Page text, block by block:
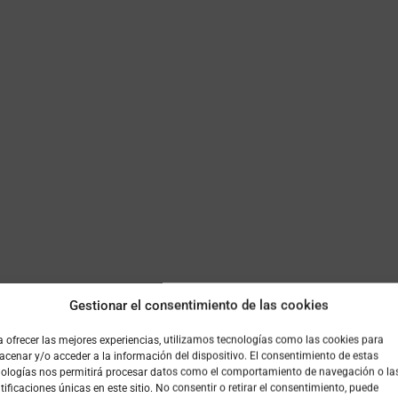
Gestionar el consentimiento de las cookies
ofrecer las mejores experiencias, utilizamos tecnologías como las cookies para
y/o acceder a la información del dispositivo. El consentimiento de estas
nos permitirá procesar datos como el comportamiento de navegación o
únicas en este sitio. No consentir o retirar el consentimiento, puede